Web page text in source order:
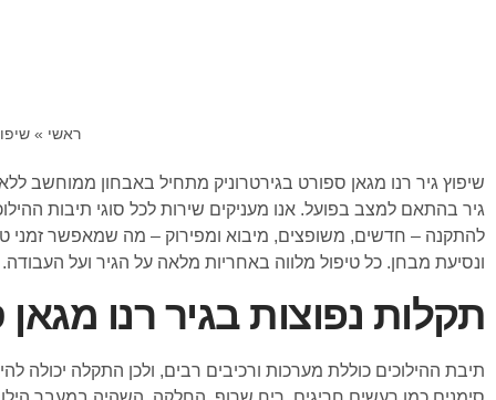
ראשי »
שיפוץ גיר רנו מגאן ספורט בגירטרוניק מתחיל באבחון ממוחשב
להתקנה – חדשים, משופצים, מיבוא ומפירוק – מה שמאפשר זמני
ונסיעת מבחן. כל טיפול מלווה באחריות מלאה על הגיר ועל העבודה.
תקלות נפוצות בגיר רנו
תיבת ההילוכים כוללת מערכות ורכיבים רבים, ולכן התקלה יכולה